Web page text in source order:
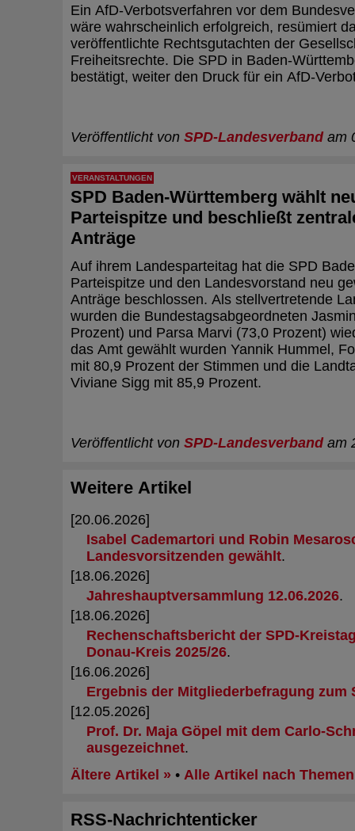
Ein AfD-Verbotsverfahren vor dem
wäre wahrscheinlich erfolgreich, resümiert
veröffentlichte Rechtsgutachten der
Freiheitsrechte. Die SPD in Baden-
bestätigt, weiter den Druck für ein AfD-
Veröffentlicht von SPD-Landesverbandam
VERANSTALTUNGEN
SPD Baden-Württemberg wählt
Parteispitze und beschließt
Anträge
Auf ihrem Landesparteitag hat die SPD
Parteispitze und den Landesvorstand neu
Anträge beschlossen. Als stellvertretende
wurden die Bundestagsabgeordneten
Prozent) und Parsa Marvi (73,0 Prozent)
das Amt gewählt wurden Yannik Hummel,
mit 80,9 Prozent der Stimmen und die
Viviane Sigg mit 85,9 Prozent.
Veröffentlicht von SPD-Landesverbandam
Weitere Artikel
[20.06.2026]
Isabel Cademartori und Robin
Landesvorsitzenden gewählt.
[18.06.2026]
Jahreshauptversammlung 12.06.2026.
[18.06.2026]
Rechenschaftsbericht der SPD-
Donau-Kreis 2025/26.
[16.06.2026]
Ergebnis der Mitgliederbefragung zum
[12.05.2026]
Prof. Dr. Maja Göpel mit dem Carlo-
ausgezeichnet.
Ältere Artikel » • Alle Artikel nach
RSS-Nachrichtenticker